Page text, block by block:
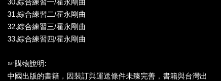
30.綜合練習一/霍永剛曲
31.綜合練習二/霍永剛曲
32.綜合練習三/霍永剛曲
33.綜合練習四/霍永剛曲
☞購物說明:
中國出版的書籍，因裝訂與運送條件未臻完善，書籍與台灣出